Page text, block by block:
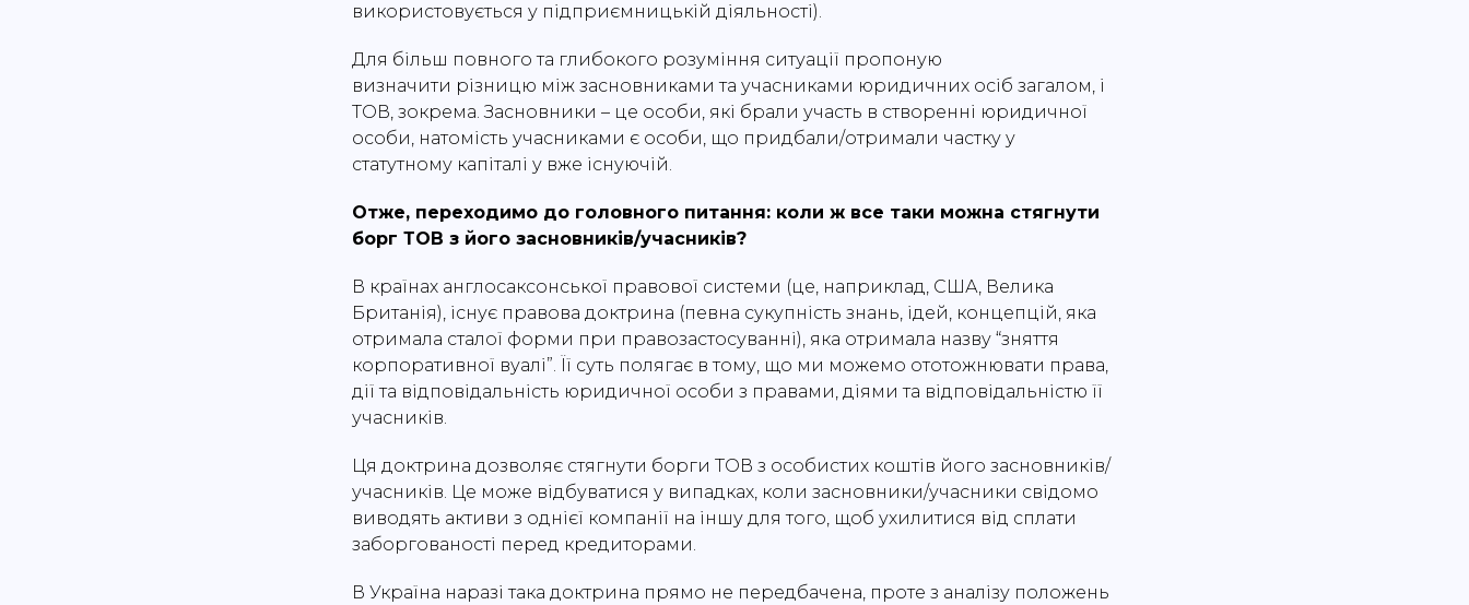
використовується у підприємницькій діяльності).
Для більш повного та глибокого розуміння ситуації пропоную
визначити різницю між засновниками та учасниками юридичних осіб загалом, і
ТОВ, зокрема. Засновники – це особи, які брали участь в створенні юридичної
особи, натомість учасниками є особи, що придбали/отримали частку у
статутному капіталі у вже існуючій.
Отже, переходимо до головного питання: коли ж все таки можна стягнути
борг ТОВ з його засновників/учасників?
В країнах англосаксонської правової системи (це, наприклад, США, Велика
Британія), існує правова доктрина (певна сукупність знань, ідей, концепцій, яка
отримала сталої форми при правозастосуванні), яка отримала назву “зняття
корпоративної вуалі”. Її суть полягає в тому, що ми можемо ототожнювати права,
дії та відповідальність юридичної особи з правами, діями та відповідальністю її
учасників.
Ця доктрина дозволяє стягнути борги ТОВ з особистих коштів його засновників/
учасників. Це може відбуватися у випадках, коли засновники/учасники свідомо
виводять активи з однієї компанії на іншу для того, щоб ухилитися від сплати
заборгованості перед кредиторами.
В Україна наразі така доктрина прямо не передбачена, проте з аналізу положень